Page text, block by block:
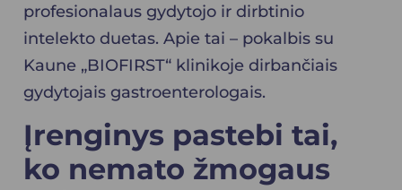
profesionalaus gydytojo ir dirbtinio
intelekto duetas. Apie tai – pokalbis su
Kaune „BIOFIRST“ klinikoje dirbančiais
gydytojais gastroenterologais.
Įrenginys pastebi tai,
ko nemato žmogaus